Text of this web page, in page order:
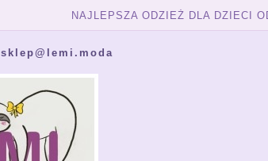
NAJLEPSZA ODZIEŻ DLA DZIECI
sklep@lemi.moda